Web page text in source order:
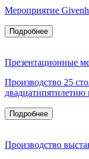
Мероприятие
Подробнее
Презентационные
Производство 25
Подробнее
Производство